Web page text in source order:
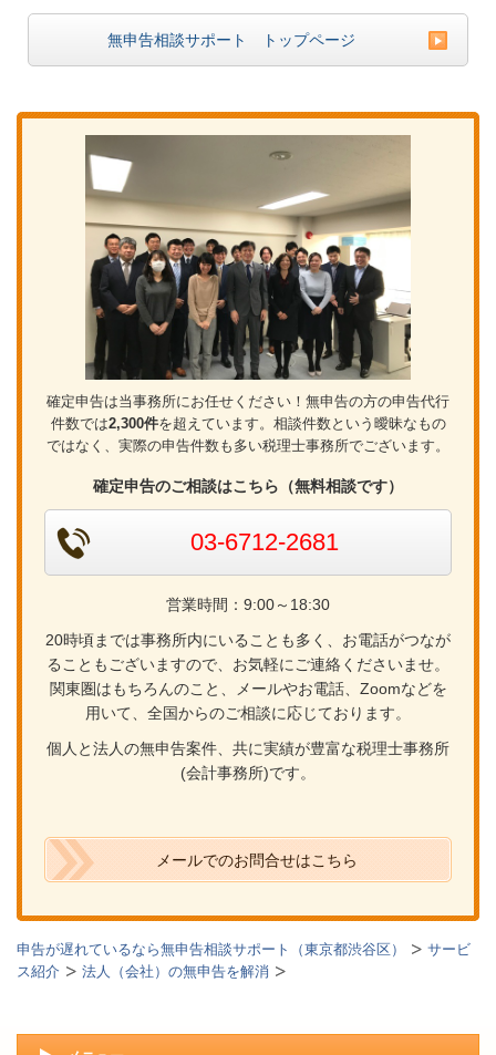
無申告相談サポート トップページ
確定申告は当事務所にお任せください！無申告の方の申告代行
件数では2,300件を超えています。相談件数という曖昧なもの
ではなく、実際の申告件数も多い税理士事務所でございます。
確定申告のご相談はこちら（無料相談です）
03-6712-2681
営業時間：9:00～18:30
20時頃までは事務所内にいることも多く、お電話がつなが
ることもございますので、お気軽にご連絡くださいませ。
関東圏はもちろんのこと、メールやお電話、Zoomなどを
用いて、全国からのご相談に応じております。
個人と法人の無申告案件、共に実績が豊富な税理士事務所
(会計事務所)です。
メールでのお問合せはこちら
申告が遅れているなら無申告相談サポート（東京都渋谷区）
サービ
ス紹介
法人（会社）の無申告を解消